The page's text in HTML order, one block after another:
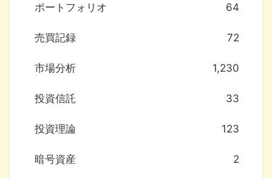
ポートフォリオ 64
売買記録 72
市場分析 1,230
投資信託 33
投資理論 123
暗号資産 2